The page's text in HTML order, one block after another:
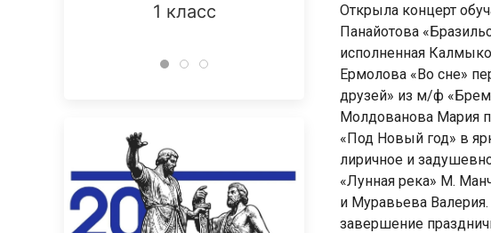
1 класс
Открыла концерт
Панайотова
исполненная
Ермолова «Во сне»
друзей» из м/ф
Молдованова Мария
«Под Новый год» в
лиричное и
«Лунная река» М.
и Муравьева
завершение